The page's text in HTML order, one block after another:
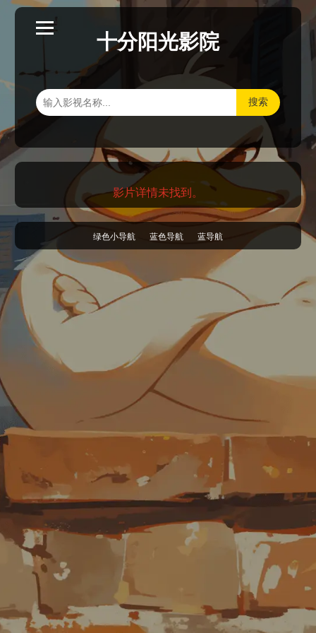
十分阳光影院
搜索
影片详情未找到。
绿色小导航 蓝色导航 蓝导航